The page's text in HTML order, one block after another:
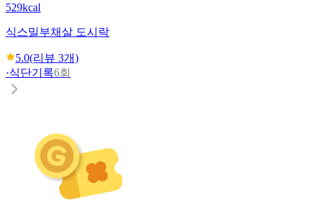
529kcal
식스밀부채살 도시락
5.0(리뷰 3개)
·식단기록6회